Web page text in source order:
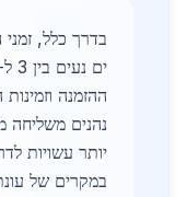
בדרך כלל,
ההזמנה
נהנים משליחה
יותר עשויות
במקרים של